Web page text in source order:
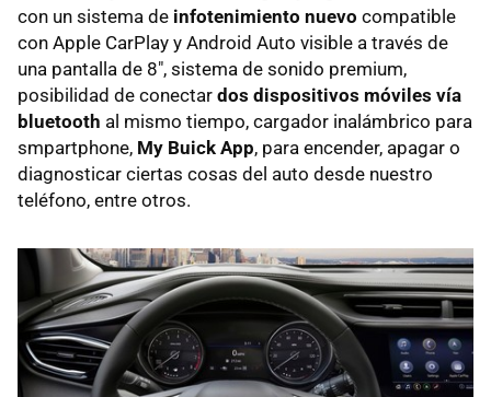
con un sistema de infotenimiento nuevo compatible
con Apple CarPlay y Android Auto visible a través de
una pantalla de 8", sistema de sonido premium,
posibilidad de conectar dos dispositivos móviles vía
bluetooth al mismo tiempo, cargador inalámbrico para
smpartphone, My Buick App, para encender, apagar o
diagnosticar ciertas cosas del auto desde nuestro
teléfono, entre otros.